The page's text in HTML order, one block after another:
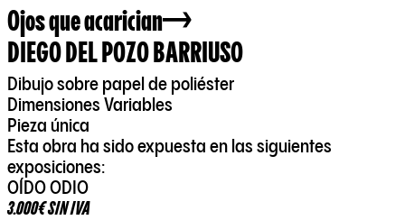
Ojos que acarician
DIEGO DEL POZO BARRIUSO
Dibujo sobre papel de poliéster
Dimensiones Variables
Pieza única
Esta obra ha sido expuesta en las siguientes
exposiciones:
OÍDO ODIO
3.000€ SIN IVA